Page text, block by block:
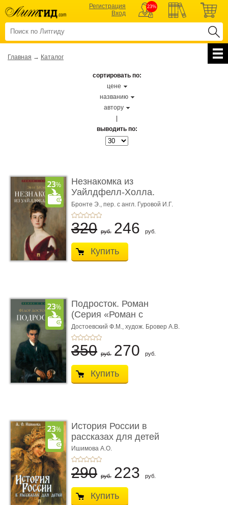
Регистрация
Вход
23%
Главная → Каталог
сортировать по:
цене
названию
автору
выводить по:
Незнакомка из
Уайлдфелл-Холла.
Роман (Серия «Р� ...
Бронте Э., пер. с англ. Гуровой И.Г.
320 руб. 246 руб.
Купить
Подросток. Роман
(Серия «Роман с
книгой»)
Достоевский Ф.М., худож. Бровер А.В.
350 руб. 270 руб.
Купить
История России в
рассказах для детей
Ишимова А.О.
290 руб. 223 руб.
Купить